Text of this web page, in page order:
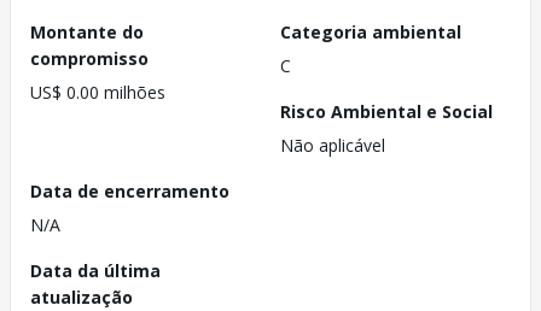
Montante do
compromisso
US$ 0.00 milhões
Categoria ambiental
C
Risco Ambiental e Social
Não aplicável
Data de encerramento
N/A
Data da última
atualização